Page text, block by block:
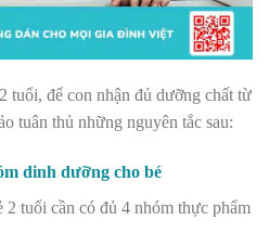
tuổi, để con nhận đủ dưỡng chất từ
tuân thủ những nguyên tắc sau:
dinh dưỡng cho bé
2 tuổi cần có đủ 4 nhóm thực phẩm